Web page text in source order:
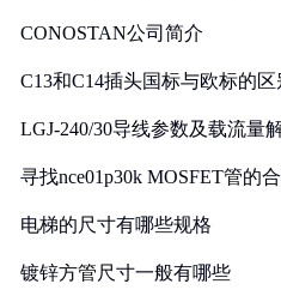
CONOSTAN公司简介
C13和C14插头国标与欧标的
LGJ-240/30导线参数及载流量
寻找nce01p30k MOSFET管的
电梯的尺寸有哪些规格
镀锌方管尺寸一般有哪些